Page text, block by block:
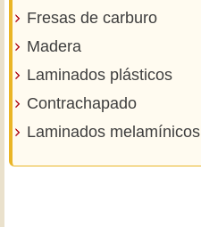
Fresas de carburo
Madera
Laminados plásticos
Contrachapado
Laminados melamínicos